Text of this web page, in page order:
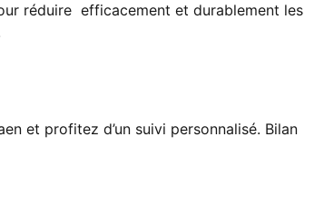
réduire efficacement et durablement les
et profitez d’un suivi personnalisé. Bilan